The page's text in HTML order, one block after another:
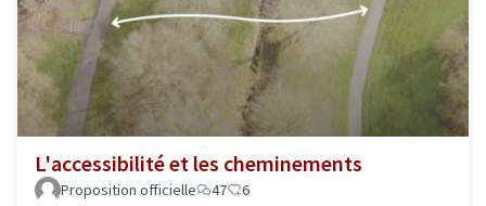
L'accessibilité et les cheminements
Proposition officielle 47 6